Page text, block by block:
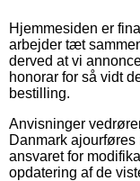
Hjemmesiden er
arbejder tæt
derved at vi
honorar for så vidt
bestilling.
Anvisninger
Danmark
ansvaret for
opdatering af de